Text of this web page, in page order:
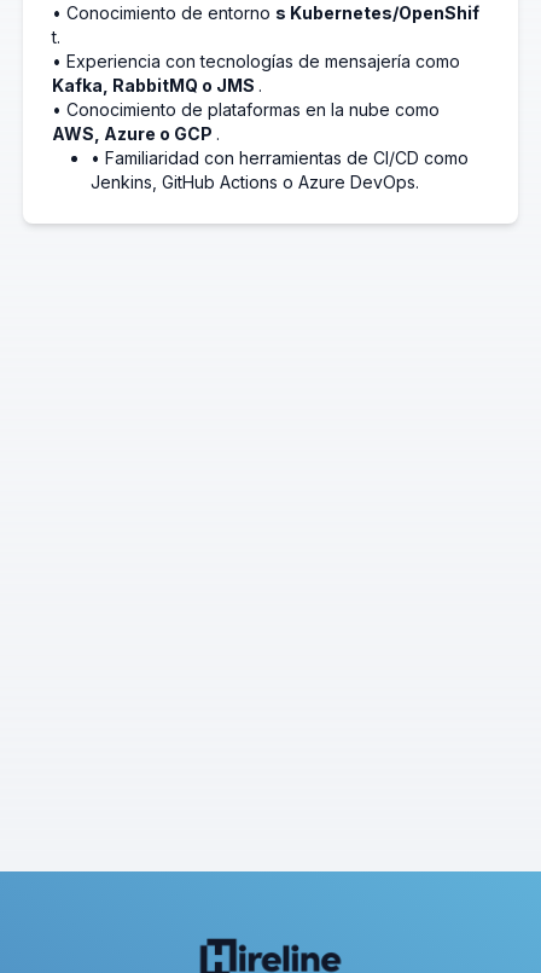
• Conocimiento de entorno s Kubernetes/OpenShif
t.
• Experiencia con tecnologías de mensajería como
Kafka, RabbitMQ o JMS .
• Conocimiento de plataformas en la nube como
AWS, Azure o GCP .
• Familiaridad con herramientas de CI/CD como
Jenkins, GitHub Actions o Azure DevOps.